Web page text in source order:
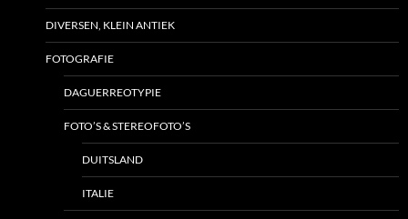
DIVERSEN, KLEIN ANTIEK
FOTOGRAFIE
DAGUERREOTYPIE
FOTO’S & STEREOFOTO’S
DUITSLAND
ITALIE